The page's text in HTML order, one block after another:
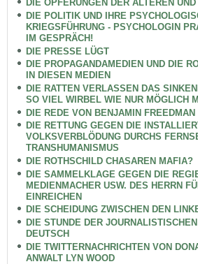
DIE OPFERUNGEN DER ÄLTEREN
DIE POLITIK UND IHRE
KRIEGSFÜHRUNG - PSYCHOLOGIN
IM GESPRÄCH!
DIE PRESSE LÜGT
DIE PROPAGANDAMEDIEN UND DIE
IN DIESEN MEDIEN
DIE RATTEN VERLASSEN DAS
SO VIEL WIRBEL WIE NUR MÖGLICH
DIE REDE VON BENJAMIN
DIE RETTUNG GEGEN DIE
VOLKSVERBLÖDUNG DURCHS
TRANSHUMANISMUS
DIE ROTHSCHILD CHASAREN MAFIA?
DIE SAMMELKLAGE GEGEN DIE
MEDIENMACHER USW. DES HERRN
EINREICHEN
DIE SCHEIDUNG ZWISCHEN DEN
DIE STUNDE DER
DEUTSCH
DIE TWITTERNACHRICHTEN VON
ANWALT LYN WOOD